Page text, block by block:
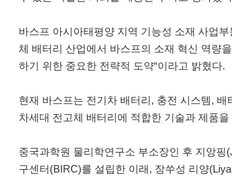
바스프 아시아태평양 지역 기능성 소재 사업
체 배터리 산업에서 바스프의 소재 혁신 역량
하기 위한 중요한 전략적 도약“이라고 밝혔다.
현재 바스프는 전기차 배터리, 충전 시스템,
차세대 전고체 배터리에 적합한 기술과 제품
중국과학원 물리학연구소 부소장인 후 지앙핑
구센터(BIRC)를 설립한 이래, 장쑤성 리양